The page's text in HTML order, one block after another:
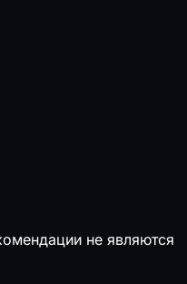
не являются